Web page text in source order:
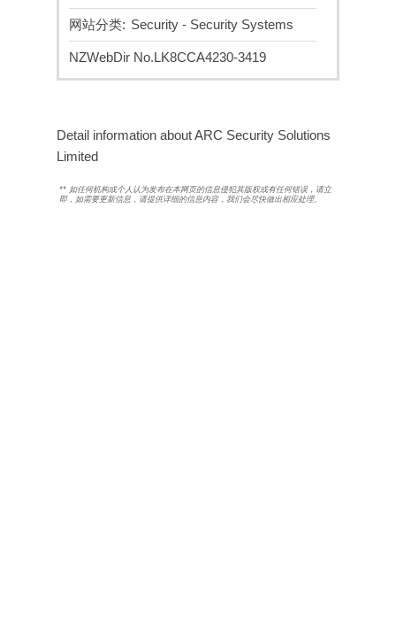
网站分类: Security - Security Systems
NZWebDir No.LK8CCA4230-3419
Detail information about ARC Security Solutions
Limited
** 如任何机构或个人认为发布在本网页的信息侵犯其版权或有任何错误，请立
即，如需要更新信息，请提供详细的信息内容，我们会尽快做出相应处理。